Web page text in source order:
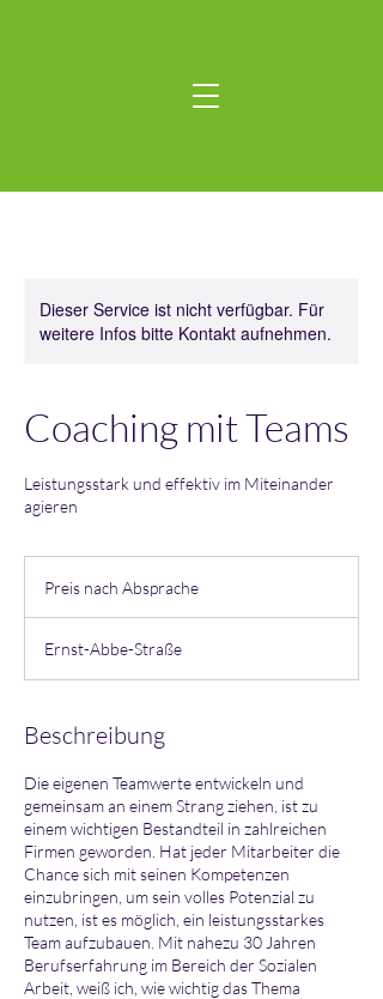
Dieser Service ist nicht verfügbar. Für
weitere Infos bitte Kontakt aufnehmen.
Coaching mit Teams
Leistungsstark und effektiv im Miteinander
agieren
Absprache
Preis nach Absprache
Ernst-Abbe-Straße
Beschreibung
Die eigenen Teamwerte entwickeln und
gemeinsam an einem Strang ziehen, ist zu
einem wichtigen Bestandteil in zahlreichen
Firmen geworden. Hat jeder Mitarbeiter die
Chance sich mit seinen Kompetenzen
einzubringen, um sein volles Potenzial zu
nutzen, ist es möglich, ein leistungsstarkes
Team aufzubauen. Mit nahezu 30 Jahren
Berufserfahrung im Bereich der Sozialen
Arbeit, weiß ich, wie wichtig das Thema